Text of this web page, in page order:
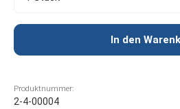
In den
Produktnummer:
2-4-00004